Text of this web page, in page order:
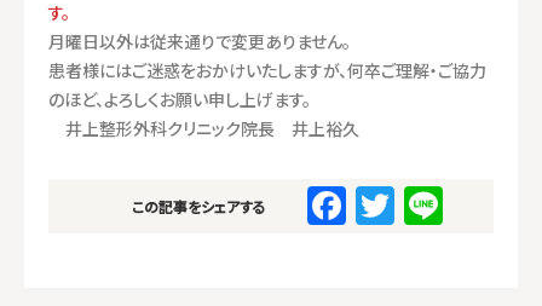
す。
月曜日以外は従来通りで変更ありません。
患者様にはご迷惑をおかけいたしますが、何卒ご理解・ご協力
のほど、よろしくお願い申し上げます。
井上整形外科クリニック院長 井上裕久
この記事をシェアする F
a
T
w
Li